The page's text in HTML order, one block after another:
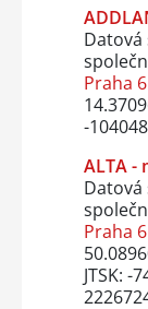
Praha
-
ALTA -
Praha
JTSK: -